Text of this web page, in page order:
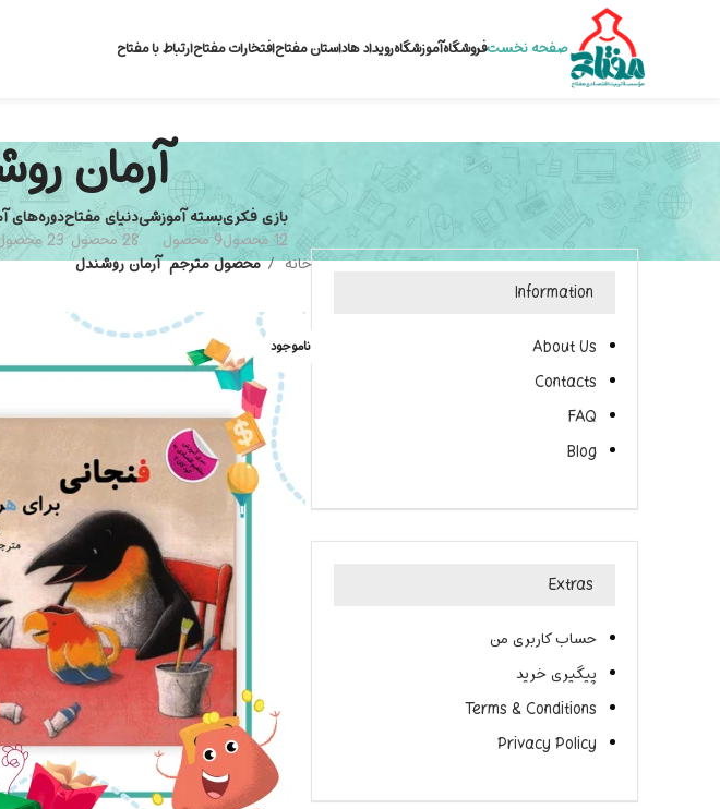
صفحه نخستفروشگاهآموزشگاهرویداد هاداستان مفتاحافتخارات مفتاحارتباط با مفتاح
آرمان
بازی فکری
12 محصول
بسته آموزشی
9 محصول
دنیای مفتاح
28 محصول
دوره‌های
23 محصول
Information
About Us
Contacts
FAQ
Blog
Extras
حساب کاربری من
پیگیری خرید
Terms & Conditions
Privacy Policy
خانه محصول مترجم آرمان روشندل
ناموجود